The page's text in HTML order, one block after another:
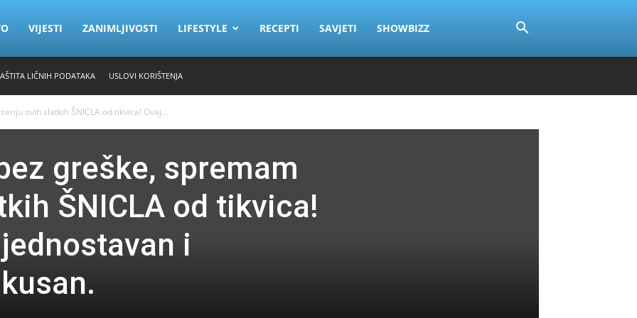
VIJESTI ZANIMLJIVOSTI LIFESTYLE RECEPTI SAVJETI SHOWBIZZ
LIČNIH PODATAKA USLOVI KORIŠTENJA
ovih slatkih ŠNICLA od tikvica! Ovaj...
greške, spremam
ŠNICLA od tikvica!
i